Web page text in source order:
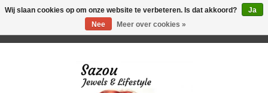
Wij slaan cookies op om onze website te verbeteren. Is dat akkoord?
Ja
Nee
Meer over cookies »